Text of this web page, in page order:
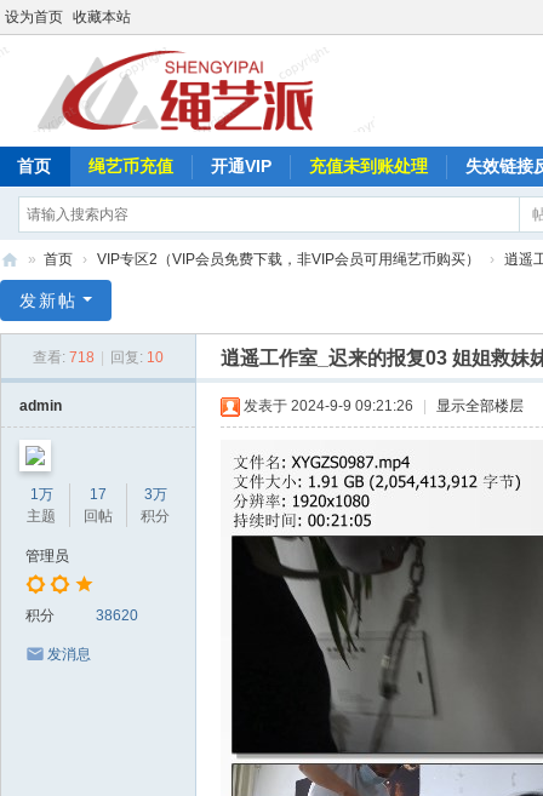
设为首页 收藏本站
首页 绳艺币充值 开通VIP 充值未到账处理 失效链接
艺
» 首页 › VIP专区2（VIP会员免费下载，非VIP会员可用绳艺币购买） › 逍遥
发新帖
查看: 718 回复: 10 逍遥工作室_迟来的报复03 姐姐救妹
admin
1万
主题
17
回帖
3万
积分
管理员
积分 38620
发消息
发表于 2024-9-9 09:21:26 显示全部楼层